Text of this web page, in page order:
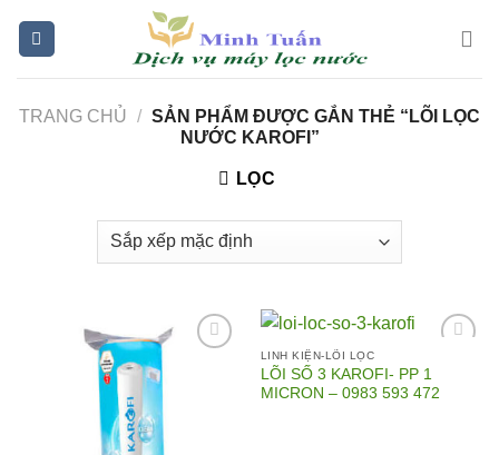
TRANG CHỦ / SẢN PHẨM ĐƯỢC GẮN THẺ “LÕI LỌC
NƯỚC KAROFI”
LỌC
LINH KIỆN-LÕI LỌC
LÕI SỐ 3 KAROFI- PP 1
MICRON – 0983 593 472